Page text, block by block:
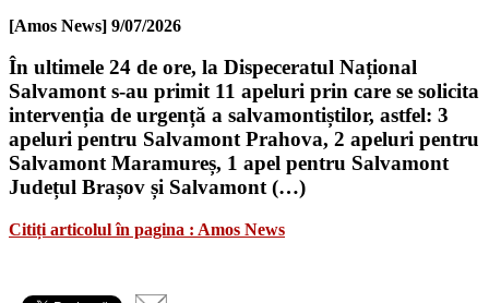
[Amos News] 9/07/2026
În ultimele 24 de ore, la Dispeceratul Național
Salvamont s-au primit 11 apeluri prin care se solicita
intervenția de urgență a salvamontiștilor, astfel: 3
apeluri pentru Salvamont Prahova, 2 apeluri pentru
Salvamont Maramureș, 1 apel pentru Salvamont
Județul Brașov și Salvamont (…)
Citiți articolul în pagina : Amos News